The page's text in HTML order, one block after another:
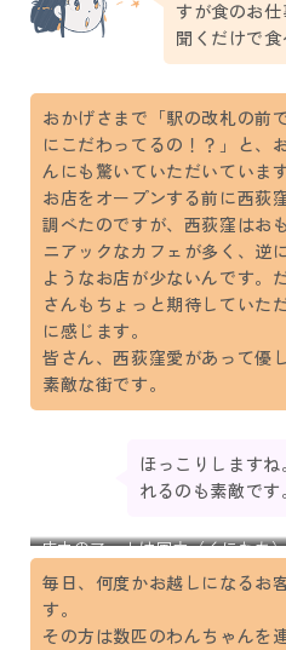
すが食のお
聞くだけで食
おかげさまで「駅の改札の前
にこだわってるの！？」と、
んにも驚いていただいていま
お店をオープンする前に西荻
調べたのですが、西荻窪はお
ニアックなカフェが多く、逆
ようなお店が少ないんです。
さんもちょっと期待していた
に感じます。
皆さん、西荻窪愛があって優
素敵な街です。
ほっこりします
れるのも素敵です
店内のアートは国立（くにたち
による
毎日、何度かお越しになるお
す。
その方は数匹のわんちゃんを